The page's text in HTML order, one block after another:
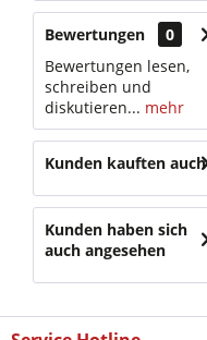
Bewertungen
0
Bewertungen lesen,
schreiben und
diskutieren... mehr
Kunden kauften auch
Kunden haben sich
auch angesehen